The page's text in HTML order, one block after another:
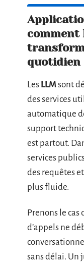
comment
quotidien
Les LLM sont
des services
automatique
support
est partout.
services
des requêtes
plus fluide.
Prenons le cas
d’appels ne
sans délai. Un